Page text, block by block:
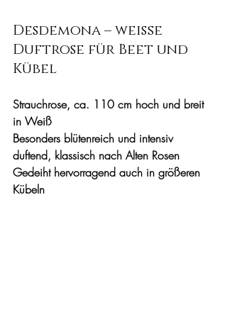
Desdemona – weiße
Duftrose für Beet und
Kübel
Strauchrose, ca. 110 cm hoch und breit
in Weiß
Besonders blütenreich und intensiv
duftend, klassisch nach Alten Rosen
Gedeiht hervorragend auch in größeren
Kübeln